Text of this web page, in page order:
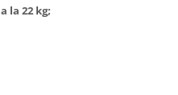
la 22 kg;